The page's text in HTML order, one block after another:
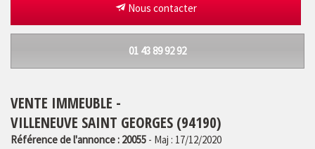
Estimation
Nous contacter
01 43 89 92 92
VENTE IMMEUBLE -
VILLENEUVE SAINT GEORGES (94190)
Référence de l'annonce : 20055 - Maj : 17/12/2020